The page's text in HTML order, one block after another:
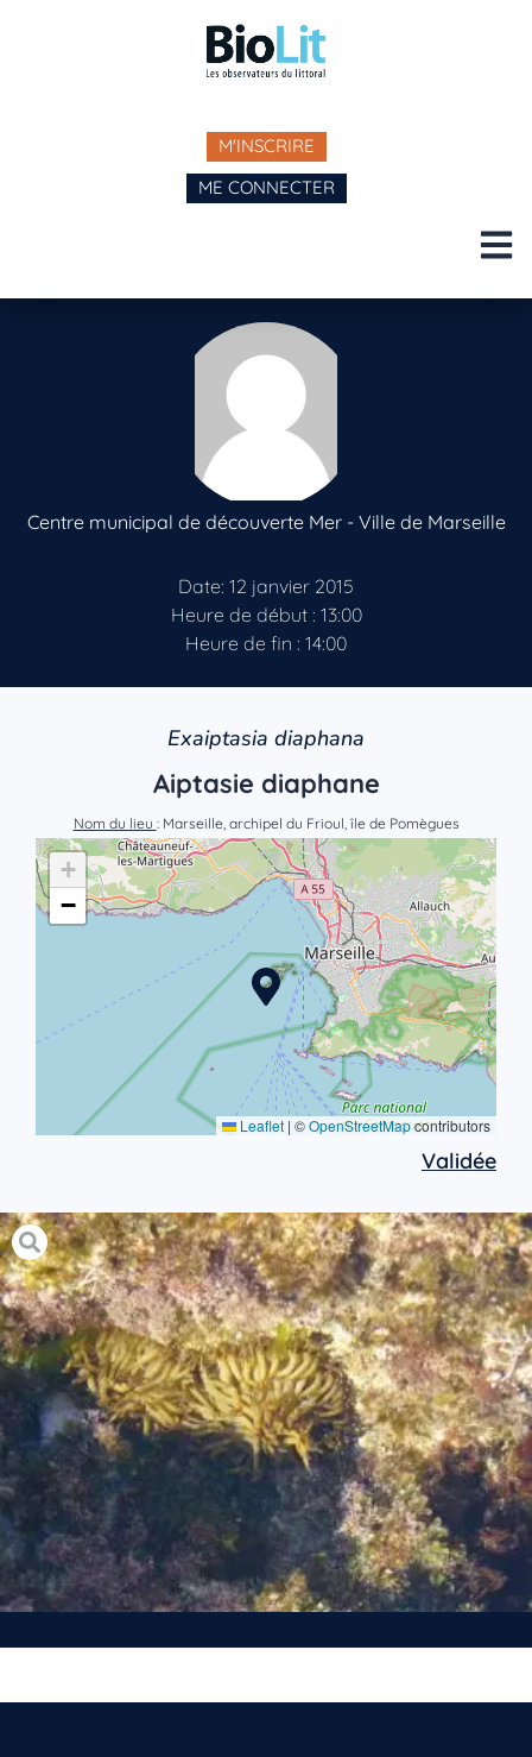
M'INSCRIRE
ME CONNECTER
Centre municipal de découverte Mer - Ville de Marseille
Date: 12 janvier 2015
Heure de début : 13:00
Heure de fin : 14:00
Exaiptasia diaphana
Aiptasie diaphane
Nom du lieu : Marseille, archipel du Frioul, île de Pomègues
+
−
Leaflet | ©OpenStreetMapcontributors
Validée